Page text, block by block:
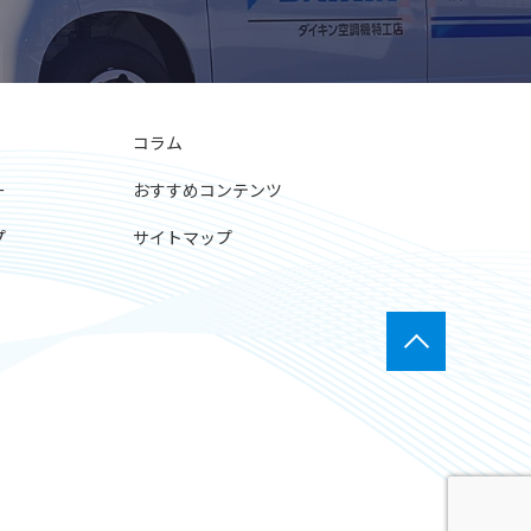
コラム
おすすめコンテンツ
サイトマップ